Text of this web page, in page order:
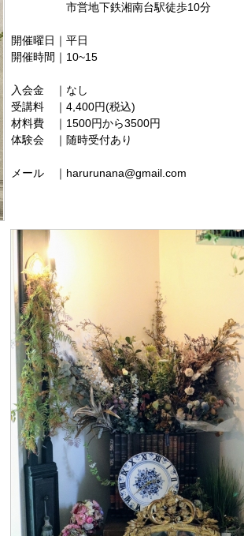
市営地下鉄湘南台駅徒歩10分
開催曜日｜平日
開催時間｜10~15
入会金 ｜なし
受講料 ｜4,400円(税込)
材料費 ｜1500円から3500円
体験会 ｜随時受付あり
メール ｜harurunana@gmail.com